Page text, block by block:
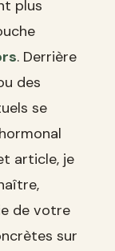
plus
. Derrière
des
se
article, je
de votre
sur